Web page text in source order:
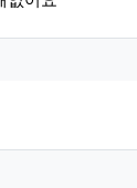
댓글
글